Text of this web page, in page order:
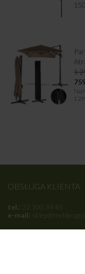
1
1
OBSŁUGA KLIENTA
tel.: 22 100 34 45
e-mail: